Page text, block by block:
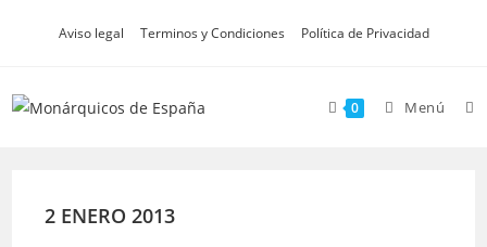
Aviso legal Terminos y Condiciones Política de Privacidad
0 Menú
2 ENERO 2013